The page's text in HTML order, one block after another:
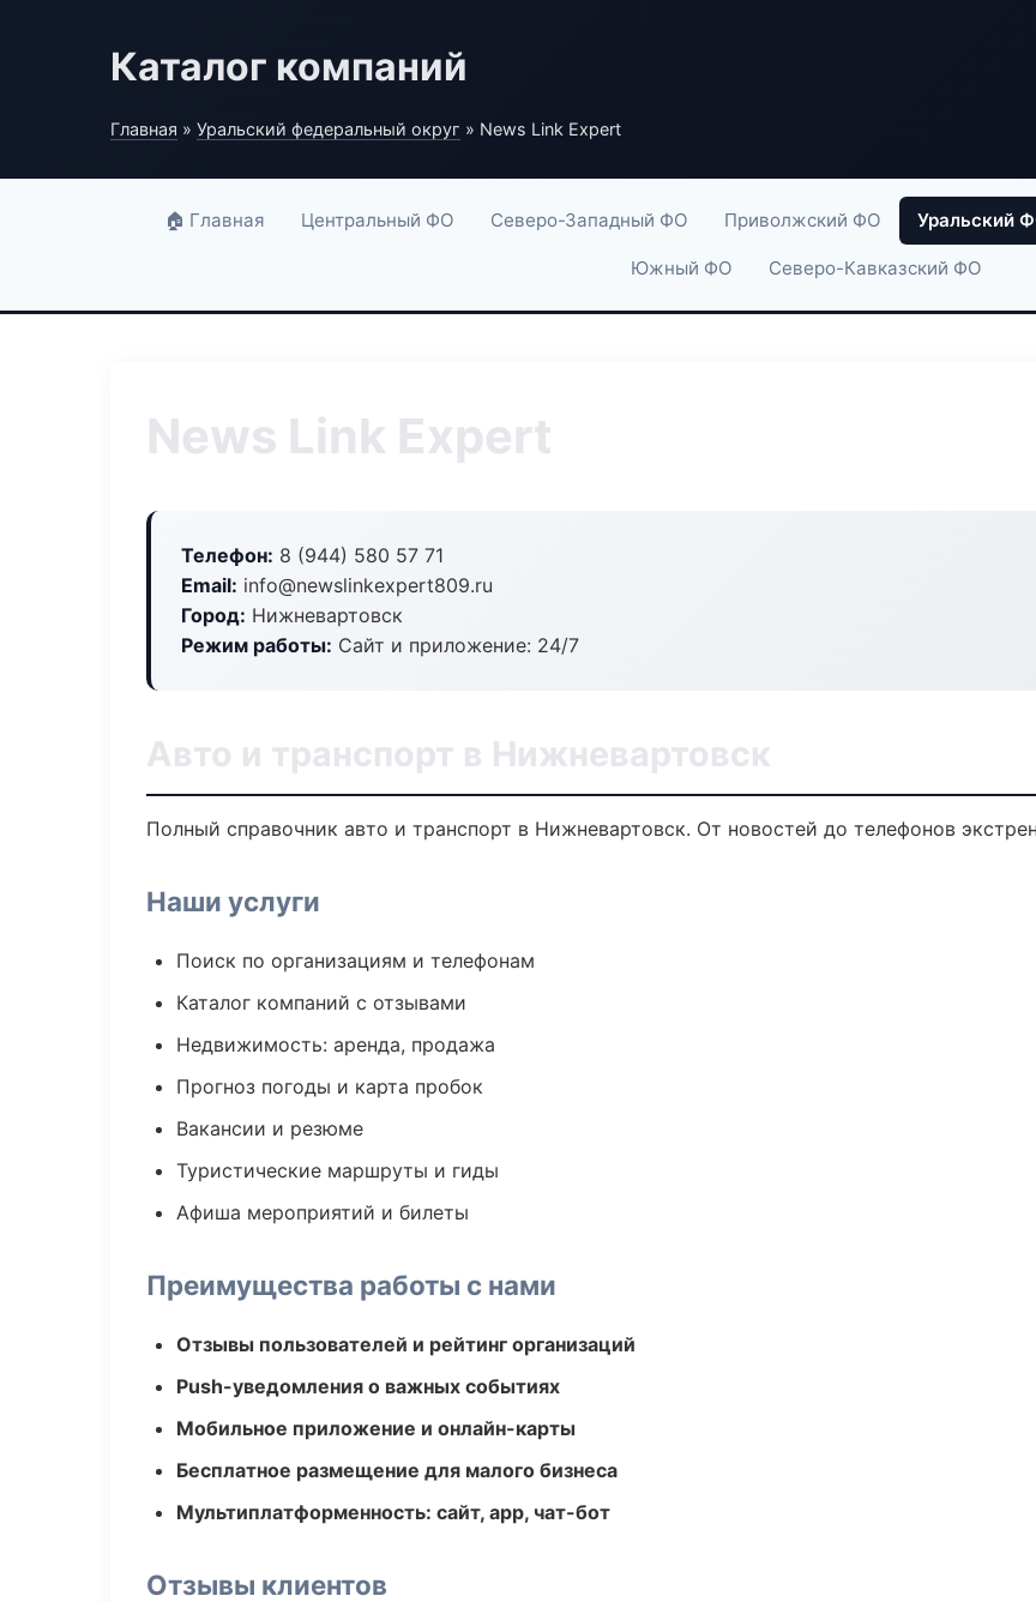
Каталог компаний
Главная » Уральский федеральный округ » News Link Expert
🏠 Главная Центральный ФО Северо-Западный ФО Приволжский ФО Уральский
Южный ФО Северо-Кавказский ФО
News Link Expert
Телефон: 8 (944) 580 57 71
Email: info@newslinkexpert809.ru
Город: Нижневартовск
Режим работы: Сайт и приложение: 24/7
Авто и транспорт в Нижневартовск
Полный справочник авто и транспорт в Нижневартовск. От новостей до телефонов
Наши услуги
Поиск по организациям и телефонам
Каталог компаний с отзывами
Недвижимость: аренда, продажа
Прогноз погоды и карта пробок
Вакансии и резюме
Туристические маршруты и гиды
Афиша мероприятий и билеты
Преимущества работы с нами
Отзывы пользователей и рейтинг организаций
Push-уведомления о важных событиях
Мобильное приложение и онлайн-карты
Бесплатное размещение для малого бизнеса
Мультиплатформенность: сайт, app, чат-бот
Отзывы клиентов